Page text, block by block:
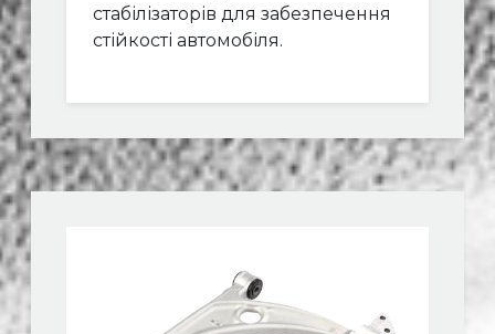
стабілізаторів для забезпечення
стійкості автомобіля.